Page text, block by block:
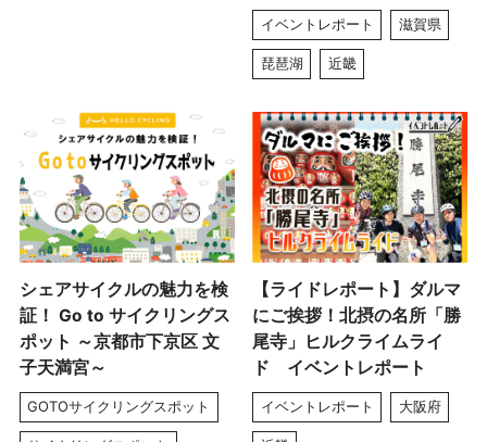
イベントレポート 滋賀県
琵琶湖 近畿
シェアサイクルの魅力を検
証！ Go to サイクリングス
ポット ～京都市下京区 文
子天満宮～
GOTOサイクリングスポット
【ライドレポート】ダルマ
にご挨拶！北摂の名所「勝
尾寺」ヒルクライムライ
ド イベントレポート
イベントレポート 大阪府